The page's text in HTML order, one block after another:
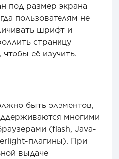
под размер экрана
пользователям не
шрифт и
страницу
её изучить.
быть элементов,
многими
(flash, Java-
плагины). При
выдаче